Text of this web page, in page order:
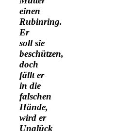
einen
Rubinring.
Er
soll sie
beschützen,
doch
fällt er
in die
falschen
Hände,
wird er
Unglück